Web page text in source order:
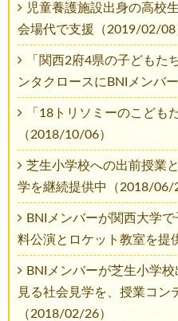
児童養護施設出身の高校
会場代で支援（2019/02/08
「関西2府4県の子どもた
ンタクロースにBNIメンバ
「18トリソミーのこども
（2018/10/06）
芝生小学校への出前授業
学を継続提供中（2018/06/
BNIメンバーが関西大学
料公演とロケット教室を提
BNIメンバーが芝生小学
見る社会見学を、授業コン
（2018/02/26）